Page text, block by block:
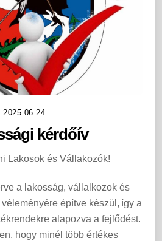
2025.06.24.
kérdőív
Lakosok és Vállakozók!
a lakosság, vállalkozok és
építve készül, így a
alapozva a fejlődést.
hogy minél több értékes